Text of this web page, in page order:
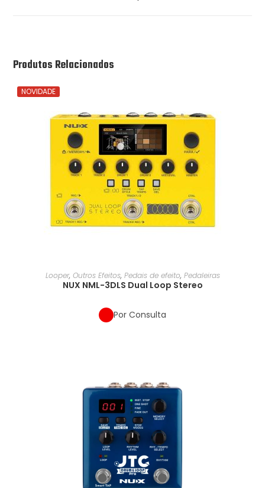
Produtos Relacionados
NOVIDADE
Looper, Outros Efeitos, Pedais de efeito, Pedaleiras
NUX NML-3DLS Dual Loop Stereo
Por Consulta